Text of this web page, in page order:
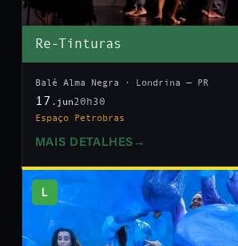
Re-Tinturas
Balé Alma Negra · Londrina — PR
17 .jun20h30
Espaço Petrobras
MAIS DETALHES →
L